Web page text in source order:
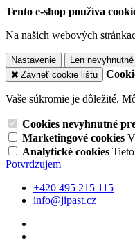
Tento e-shop používa
Na našich webových
Nastavenie Len nevyhnutné
Zavrieť cookie lištu
Vaše súkromie je dôležité.
Cookies nevyhnutné
Marketingové cookies
Analytické cookies
Potvrdzujem
+420 495 215 115
info@jipast.cz